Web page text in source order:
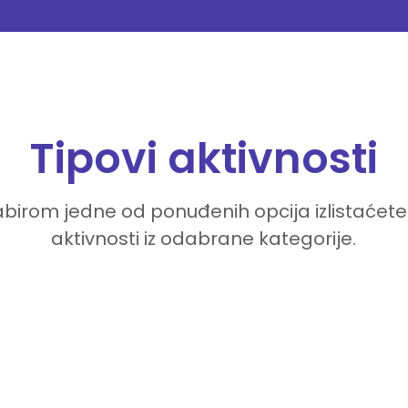
Tipovi aktivnosti
jedne od ponuđenih opcija
aktivnosti iz odabrane kategorije.